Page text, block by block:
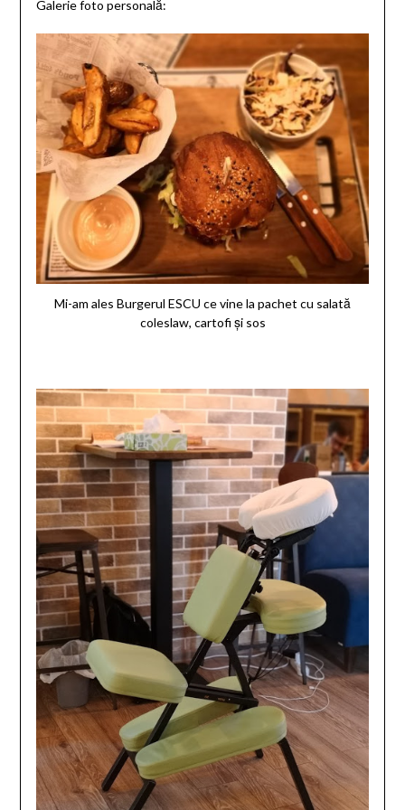
Galerie foto personală:
Mi-am ales Burgerul ESCU ce vine la pachet cu salată
coleslaw, cartofi și sos